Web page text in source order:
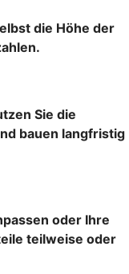
die Höhe der
Sie die
bauen langfristig
oder Ihre
teilweise oder